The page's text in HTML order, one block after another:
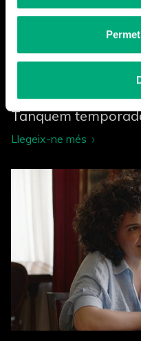
Tanquem
Llegeix-ne més